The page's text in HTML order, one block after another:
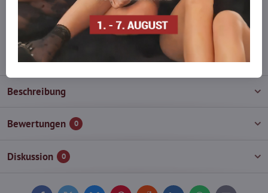
Zögern Sie nicht, uns zu kontaktieren, wir füllen die Ware für Sie
wieder auf!
info​@everlady​.eu
Beschreibung
Bewertungen 0
Diskussion 0